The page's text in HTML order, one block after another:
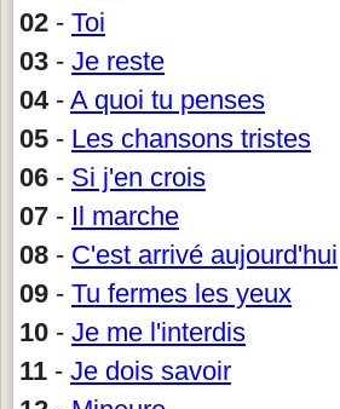
02 - Toi
03 - Je reste
04- A quoi tu penses
05 - Les chansons tristes
06 - Si j'en crois
07 - Il marche
08 - C'est arrivé aujourd'hui
09 - Tu fermes les yeux
10 - Je me l'interdis
11 - Je dois savoir